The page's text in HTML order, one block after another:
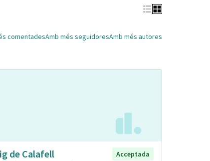
comentadesAmb més seguidoresAmb més autores
de Calafell
Acceptada